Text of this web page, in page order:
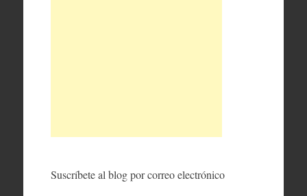
Suscríbete al blog por correo electrónico